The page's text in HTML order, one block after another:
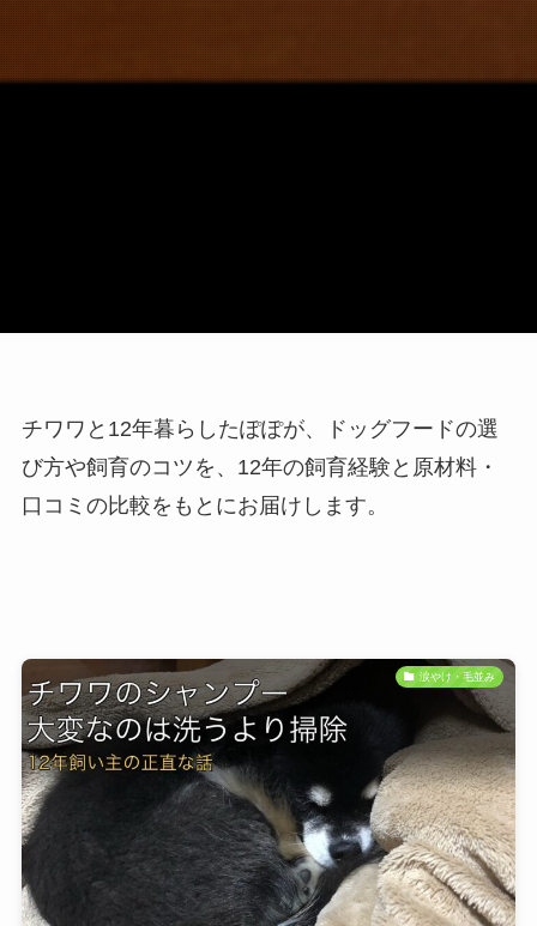
チワワと12年暮らしたぽぽが、ドッグフードの選
び方や飼育のコツを、12年の飼育経験と原材料・
口コミの比較をもとにお届けします。
涙やけ・毛並み